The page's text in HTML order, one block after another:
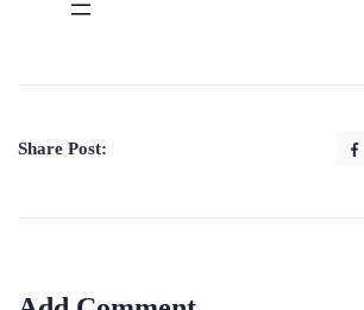
Share Post: